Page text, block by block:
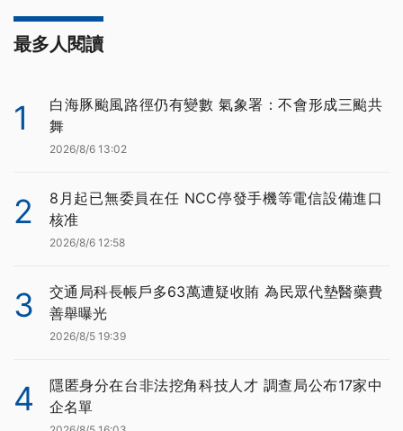
最多人閱讀
1
白海豚颱風路徑仍有變數 氣象署：不會形成三颱共
舞
2026/8/6 13:02
2
8月起已無委員在任 NCC停發手機等電信設備進口
核准
2026/8/6 12:58
3
交通局科長帳戶多63萬遭疑收賄 為民眾代墊醫藥費
善舉曝光
2026/8/5 19:39
4
隱匿身分在台非法挖角科技人才 調查局公布17家中
企名單